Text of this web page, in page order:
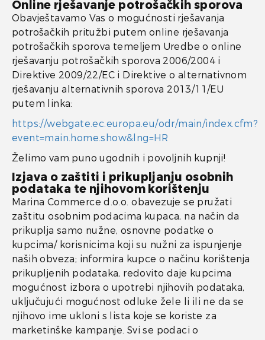
Online rješavanje potrošačkih sporova
Obavještavamo Vas o mogućnosti rješavanja
potrošačkih pritužbi putem online rješavanja
potrošačkih sporova temeljem Uredbe o online
rješavanju potrošačkih sporova 2006/2004 i
Direktive 2009/22/EC i Direktive o alternativnom
rješavanju alternativnih sporova 2013/11/EU
putem linka:
https://webgate.ec.europa.eu/odr/main/index.cfm?
event=main.home.show&lng=HR
Želimo vam puno ugodnih i povoljnih kupnji!
Izjava o zaštiti i prikupljanju osobnih
podataka te njihovom korištenju
Marina Commerce d.o.o. obavezuje se pružati
zaštitu osobnim podacima kupaca, na način da
prikuplja samo nužne, osnovne podatke o
kupcima/ korisnicima koji su nužni za ispunjenje
naših obveza; informira kupce o načinu korištenja
prikupljenih podataka, redovito daje kupcima
mogućnost izbora o upotrebi njihovih podataka,
uključujući mogućnost odluke žele li ili ne da se
njihovo ime ukloni s lista koje se koriste za
marketinške kampanje. Svi se podaci o